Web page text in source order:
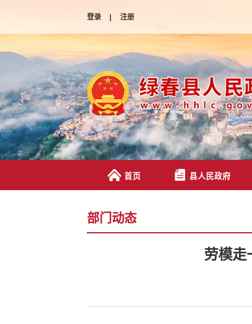
登录 | 注册
首页 县人民政府
部门动态
劳模走